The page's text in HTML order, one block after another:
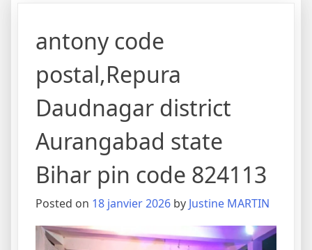
antony code
postal,Repura
Daudnagar district
Aurangabad state
Bihar pin code 824113
Posted on 18 janvier 2026 by Justine MARTIN